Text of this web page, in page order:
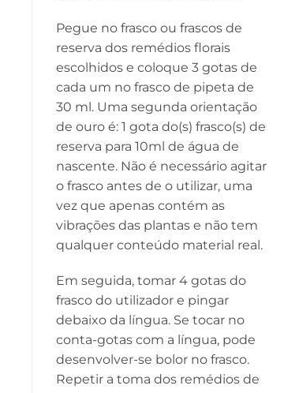
Pegue no frasco ou frascos de
reserva dos remédios florais
escolhidos e coloque 3 gotas de
cada um no frasco de pipeta de
30 ml. Uma segunda orientação
de ouro é: 1 gota do(s) frasco(s) de
reserva para 10ml de água de
nascente. Não é necessário agitar
o frasco antes de o utilizar, uma
vez que apenas contém as
vibrações das plantas e não tem
qualquer conteúdo material real.
Em seguida, tomar 4 gotas do
frasco do utilizador e pingar
debaixo da língua. Se tocar no
conta-gotas com a língua, pode
desenvolver-se bolor no frasco.
Repetir a toma dos remédios de